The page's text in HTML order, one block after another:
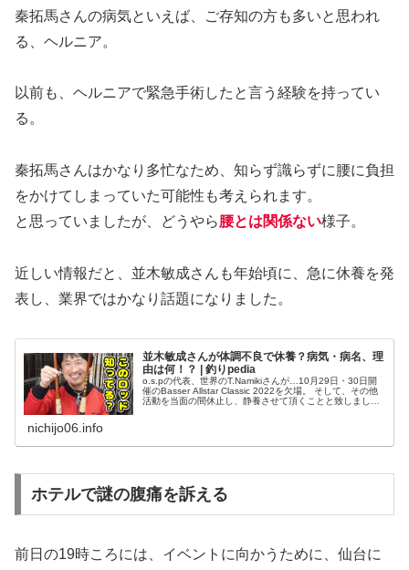
秦拓馬さんの病気といえば、ご存知の方も多いと思われ
る、ヘルニア。
以前も、ヘルニアで緊急手術したと言う経験を持ってい
る。
秦拓馬さんはかなり多忙なため、知らず識らずに腰に負担
をかけてしまっていた可能性も考えられます。
と思っていましたが、どうやら腰とは関係ない様子。
近しい情報だと、並木敏成さんも年始頃に、急に休養を発
表し、業界ではかなり話題になりました。
並木敏成さんが体調不良で休養？病気・病名、理
由は何！？ | 釣りpedia
o.s.pの代表、世界のT.Namikiさんが…10月29日・30日開
催のBasser Allstar Classic 2022を欠場。 そして、その他
活動を当面の間休止し、静養させて頂くことと致しまし
nichijo06.info
ホテルで謎の腹痛を訴える
前日の19時ころには、イベントに向かうために、仙台に